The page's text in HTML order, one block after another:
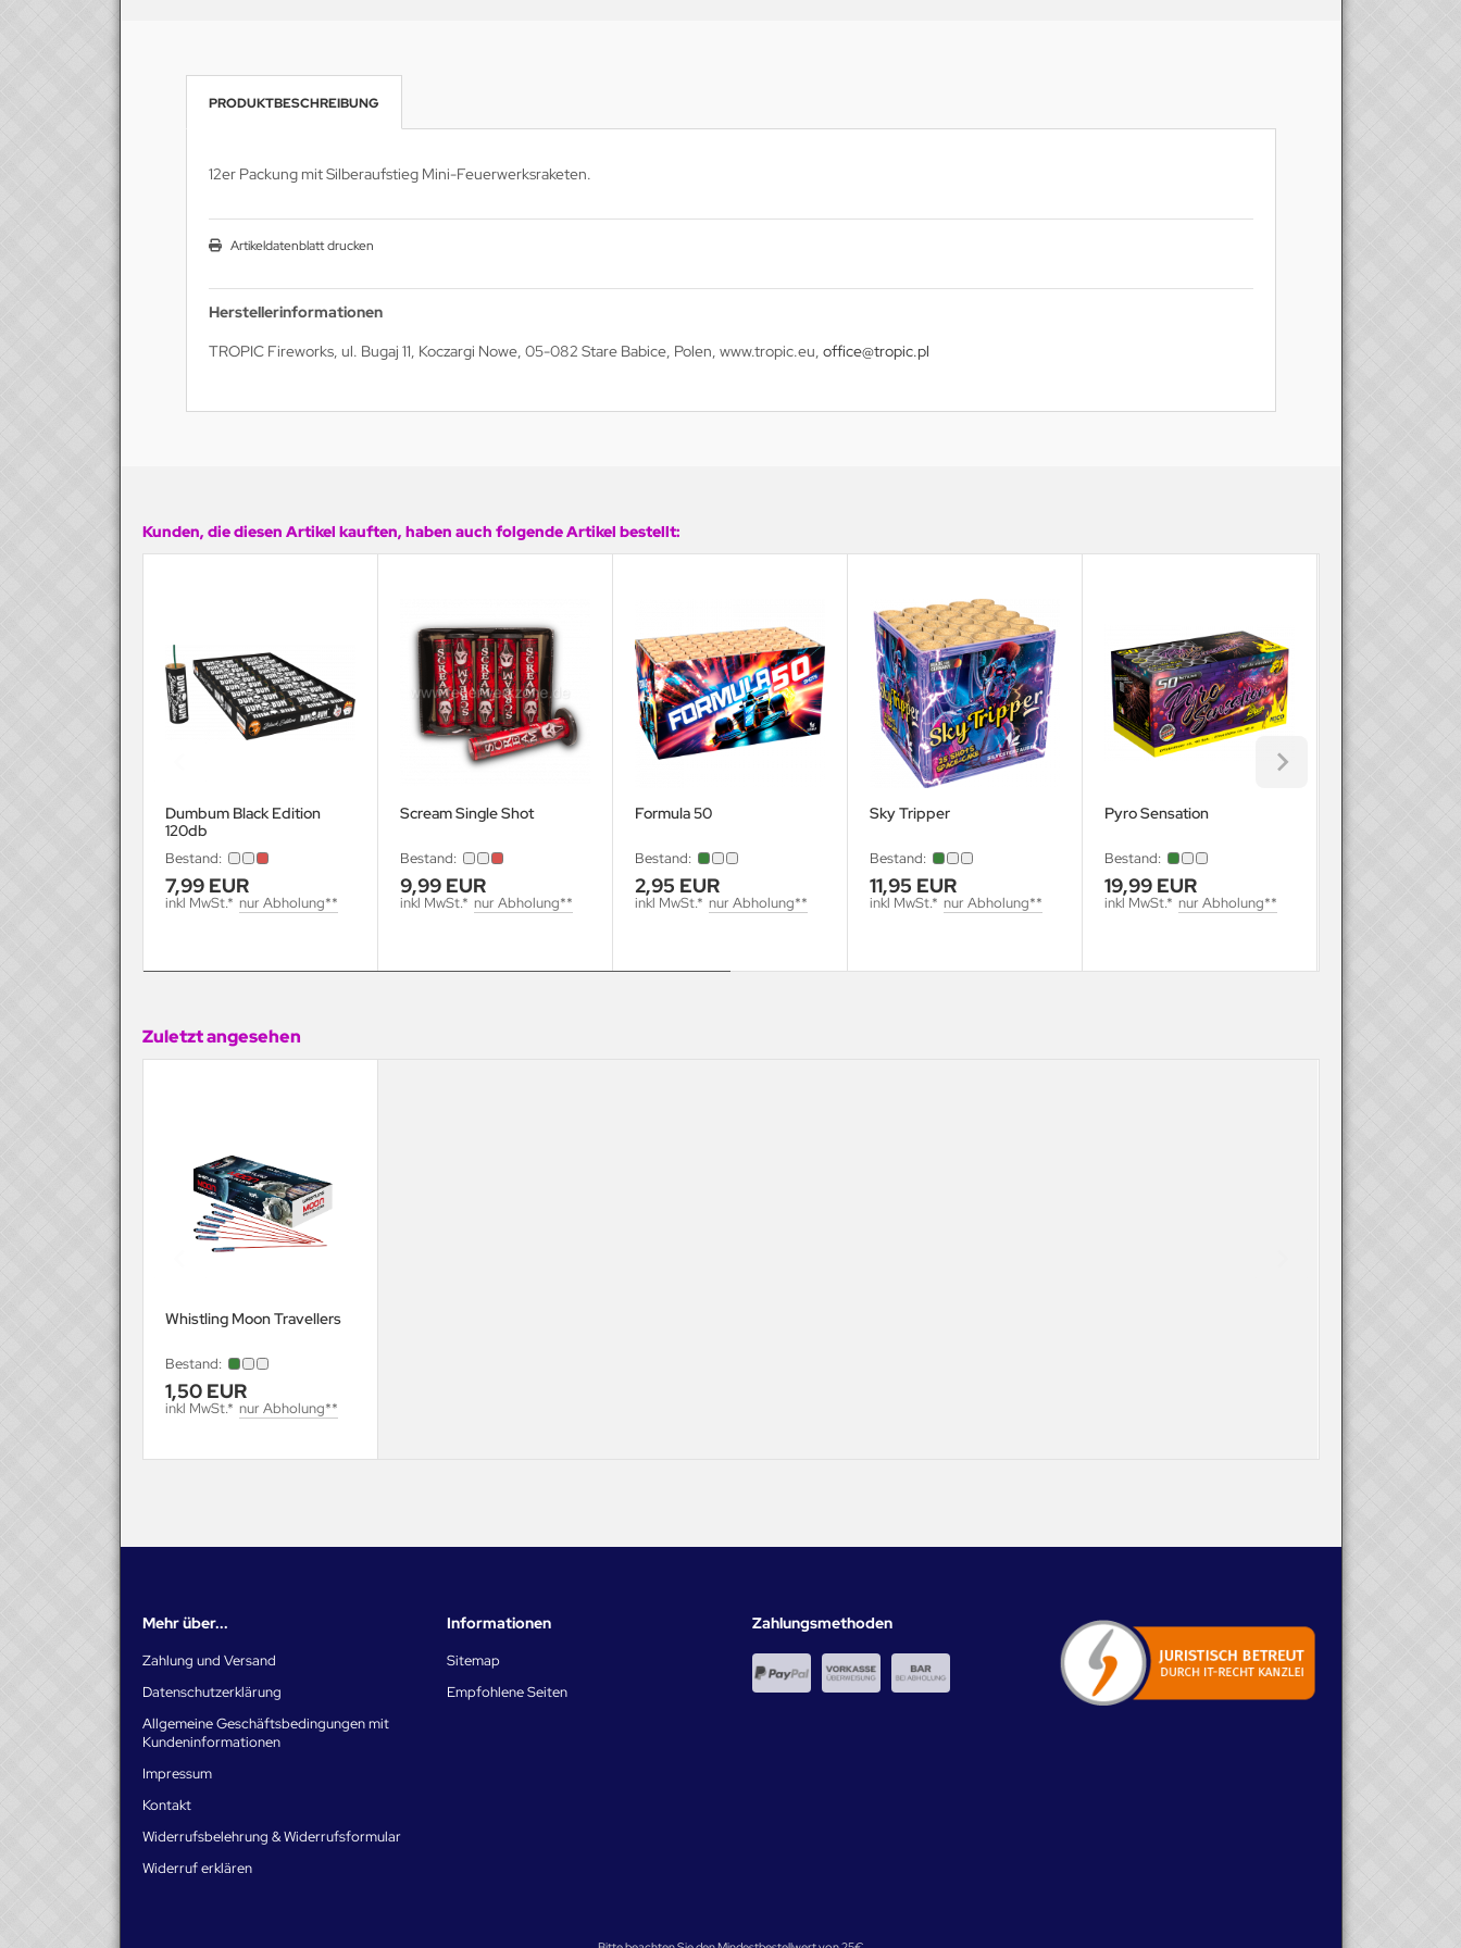
PRODUKTBESCHREIBUNG
12er Packung mit Silberaufstieg Mini-Feuerwerksraketen.
Artikeldatenblatt drucken
Herstellerinformationen
TROPIC Fireworks, ul. Bugaj 11, Koczargi Nowe, 05-082 Stare Babice, Polen, www.tropic.eu, office@tropic.pl
Kunden, die diesen Artikel kauften, haben auch folgende Artikel bestellt:
Dumbum Black Edition
120db
Bestand:
7,99 EUR
inkl MwSt.* nur Abholung**
Scream Single Shot
Bestand:
9,99 EUR
inkl MwSt.* nur Abholung**
Formula 50
Bestand:
2,95 EUR
inkl MwSt.* nur Abholung**
Sky Tripper
Bestand:
11,95 EUR
inkl MwSt.* nur Abholung**
Pyro Sensation
Bestand:
19,99 EUR
inkl MwSt.* nur Abholung**
Zuletzt angesehen
Whistling Moon Travellers
Bestand:
1,50 EUR
inkl MwSt.* nur Abholung**
Mehr über...
Zahlung und Versand
Datenschutzerklärung
Allgemeine Geschäftsbedingungen mit
Kundeninformationen
Impressum
Kontakt
Widerrufsbelehrung & Widerrufsformular
Widerruf erklären
Informationen
Sitemap
Empfohlene Seiten
Zahlungsmethoden